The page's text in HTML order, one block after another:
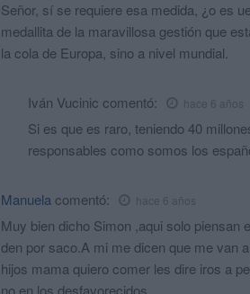
Señor, sí se requiere esa medida, ¿o es
medallita de la maravillosa gestión que
la cola de Europa, sino a nivel mundial.
Iván Vucinic comentó: hace 6 años
Si es que es raro, teniendo 40
responsables como somos los
Manuela comentó: hace 6 años
Muy bien dicho Simon ,aqui solo piensan
den por saco.A mi me dicen que me van
hijos mama quiero comer les dire iros a